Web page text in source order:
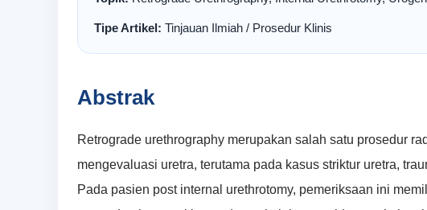
Tipe Artikel: Tinjauan Ilmiah / Prosedur Klinis
Abstrak
Retrograde urethrography merupakan salah satu prosedur
mengevaluasi uretra, terutama pada kasus striktur uretra,
Pada pasien post internal urethrotomy, pemeriksaan ini